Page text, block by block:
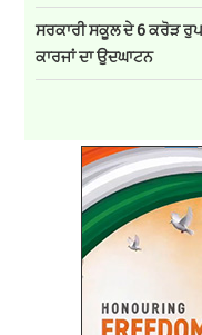
ਸਰਕਾਰੀ ਸਕੂਲ ਦੇ 6 ਕਰੋੜ
ਕਾਰਜਾਂ ਦਾ ਉਦਘਾਟਨ